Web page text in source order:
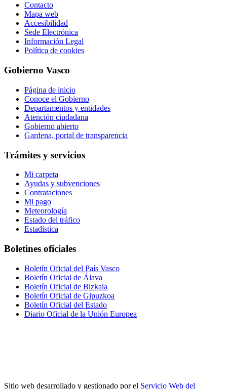
Contacto
Mapa web
Accesibilidad
Sede Electrónica
Información Legal
Política de cookies
Gobierno Vasco
Página de inicio
Conoce el Gobierno
Departamentos y entidades
Atención ciudadana
Gobierno abierto
Gardena, portal de transparencia
Trámites y servicios
Mi carpeta
Ayudas y subvenciones
Contrataciones
Mi pago
Meteorología
Estado del tráfico
Estadística
Boletines oficiales
Boletín Oficial del País Vasco
Boletín Oficial de Álava
Boletín Oficial de Bizkaia
Boletín Oficial de Gipuzkoa
Boletín Oficial del Estado
Diario Oficial de la Unión Europea
Sitio web desarrollado y gestionado por el Servicio Web del